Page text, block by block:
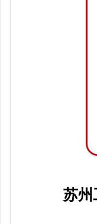
苏州